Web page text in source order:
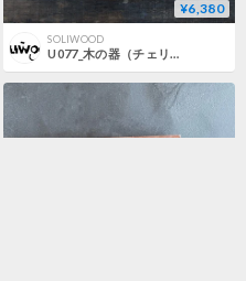
¥6,380
SOLIWOOD
U077_木の器（チェリー材）